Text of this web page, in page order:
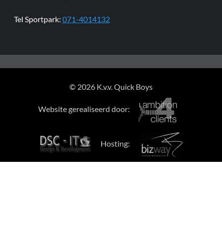
Tel Sportpark: 071-4014132
© 2026 K.v.v. Quick Boys
Website gerealiseerd door:
Hosting: